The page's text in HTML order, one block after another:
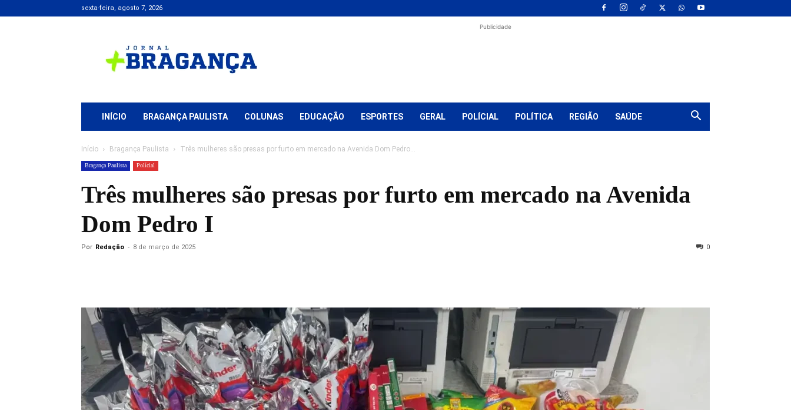
sexta-feira, agosto 7, 2026
+
Bragança
Publicidade
INÍCIO BRAGANÇA PAULISTA COLUNAS EDUCAÇÃO ESPORTES GERAL POLÍCIAL POLÍTICA REGIÃO SAÚDE
Início Bragança Paulista Três mulheres são presas por furto em mercado na Avenida Dom Pedro...
Bragança Paulista Polícial
Três mulheres são presas por furto em mercado na Avenida
Dom Pedro I
Por Redação - 8 de março de 2025 0